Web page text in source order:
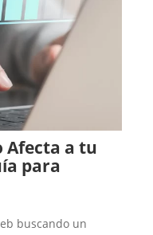
Afecta a tu
para
buscando un